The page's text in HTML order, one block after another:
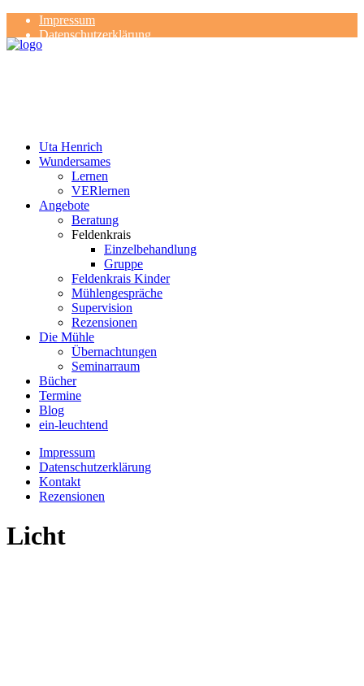
Impressum
Datenschutzerklärung
Kontakt
Uta Henrich
Wundersames
Lernen
VERlernen
Angebote
Beratung
Feldenkrais
Einzelbehandlung
Gruppe
Feldenkrais Kinder
Mühlengespräche
Supervision
Rezensionen
Die Mühle
Übernachtungen
Seminarraum
Bücher
Termine
Blog
ein-leuchtend
Impressum
Datenschutzerklärung
Kontakt
Rezensionen
Licht